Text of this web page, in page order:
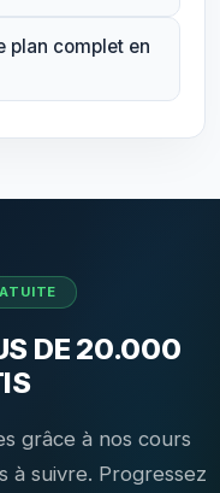
plan complet en
DE 20.000
grâce à nos cours
à suivre. Progressez